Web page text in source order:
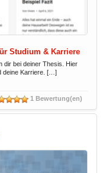
Studium & Karriere
dir bei deiner Thesis. Hier
deine Karriere. […]
1 Bewertung(en)